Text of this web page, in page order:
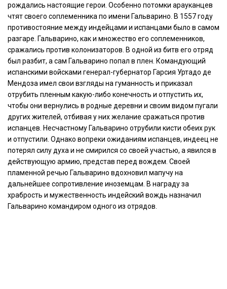
рождались настоящие герои. Особенно потомки арауканцев
чтят своего соплеменника по имени Гальварино. В 1557 году
противостояние между индейцами и испанцами было в самом
разгаре. Гальварино, как и множество его соплеменников,
сражались против колонизаторов. В одной из битв его отряд
был разбит, а сам Гальварино попал в плен. Командующий
испанскими войсками генерал-губернатор Гарсия Уртадо де
Мендоза имел свои взгляды на гуманность и приказал
отрубить пленным какую-либо конечность и отпустить их,
чтобы они вернулись в родные деревни и своим видом пугали
других жителей, отбивая у них желание сражаться против
испанцев. Несчастному Гальварино отрубили кисти обеих рук
и отпустили. Однако вопреки ожиданиям испанцев, индеец не
потерял силу духа и не смирился со своей участью, а явился в
действующую армию, представ перед вождем. Своей
пламенной речью Гальварино вдохновил мапучу на
дальнейшее сопротивление иноземцам. В награду за
храбрость и мужественность индейский вождь назначил
Гальварино командиром одного из отрядов.